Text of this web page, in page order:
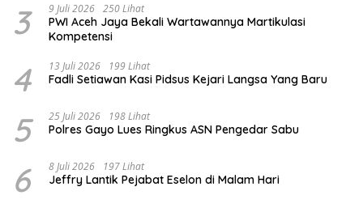
3 9 Juli 2026 250 Lihat
PWI Aceh Jaya Bekali Wartawannya Martikulasi
Kompetensi
4 13 Juli 2026 199 Lihat
Fadli Setiawan Kasi Pidsus Kejari Langsa Yang Baru
5 25 Juli 2026 198 Lihat
Polres Gayo Lues Ringkus ASN Pengedar Sabu
6 8 Juli 2026 197 Lihat
Jeffry Lantik Pejabat Eselon di Malam Hari